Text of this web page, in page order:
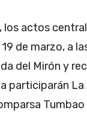
actos
de marzo, a
del Mirón y
La